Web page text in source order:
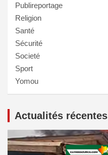
Publireportage
Religion
Santé
Sécurité
Societé
Sport
Yomou
Actualités récentes